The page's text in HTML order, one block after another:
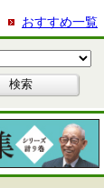
おすすめ一覧